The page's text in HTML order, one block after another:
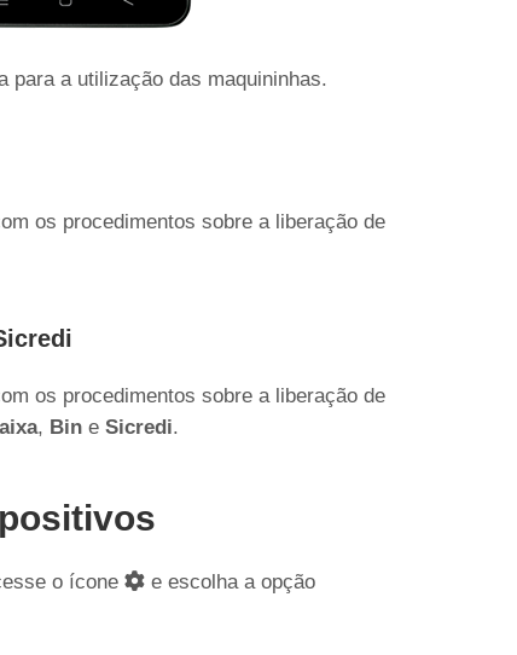
para a utilização das maquininhas.
os procedimentos sobre a liberação de
os procedimentos sobre a liberação de
, Bin e Sicredi.
o ícone
e escolha a opção